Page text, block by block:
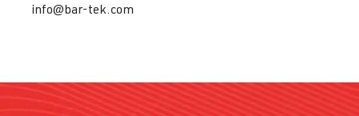
info@bar-tek.com